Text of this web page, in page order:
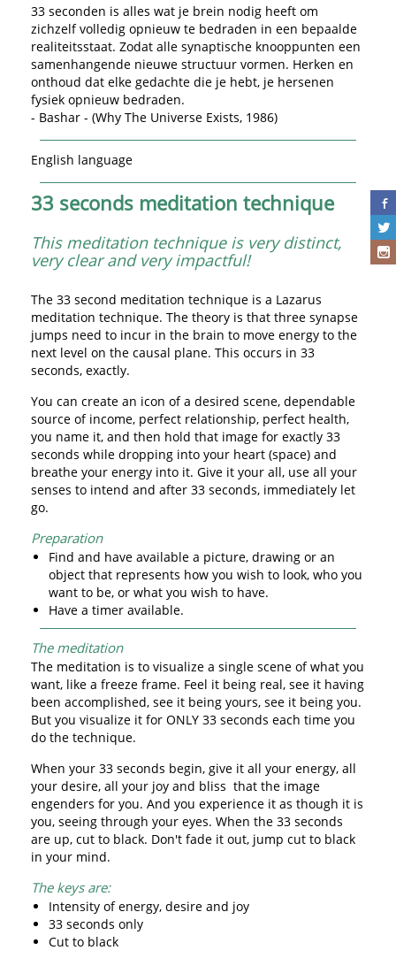
33 seconden is alles wat je brein nodig heeft om
zichzelf volledig opnieuw te bedraden in een bepaalde
realiteitsstaat. Zodat alle synaptische knooppunten een
samenhangende nieuwe structuur vormen. Herken en
onthoud dat elke gedachte die je hebt, je hersenen
fysiek opnieuw bedraden.
- Bashar - (Why The Universe Exists, 1986)
English language
33 seconds meditation technique
This meditation technique is very distinct,
very clear and very impactful!
The 33 second meditation technique is a Lazarus
meditation technique. The theory is that three synapse
jumps need to incur in the brain to move energy to the
next level on the causal plane. This occurs in 33
seconds, exactly.
You can create an icon of a desired scene, dependable
source of income, perfect relationship, perfect health,
you name it, and then hold that image for exactly 33
seconds while dropping into your heart (space) and
breathe your energy into it. Give it your all, use all your
senses to intend and after 33 seconds, immediately let
go.
Preparation
Find and have available a picture, drawing or an
object that represents how you wish to look, who you
want to be, or what you wish to have.
Have a timer available.
The meditation
The meditation is to visualize a single scene of what you
want, like a freeze frame. Feel it being real, see it having
been accomplished, see it being yours, see it being you.
But you visualize it for ONLY 33 seconds each time you
do the technique.
When your 33 seconds begin, give it all your energy, all
your desire, all your joy and bliss that the image
engenders for you. And you experience it as though it is
you, seeing through your eyes. When the 33 seconds
are up, cut to black. Don't fade it out, jump cut to black
in your mind.
The keys are:
Intensity of energy, desire and joy
33 seconds only
Cut to black